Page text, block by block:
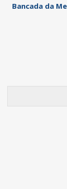
Bancada da